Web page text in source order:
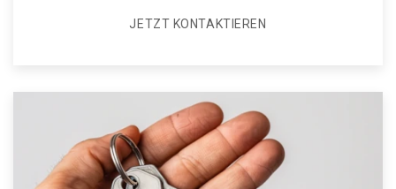
JETZT KONTAKTIEREN